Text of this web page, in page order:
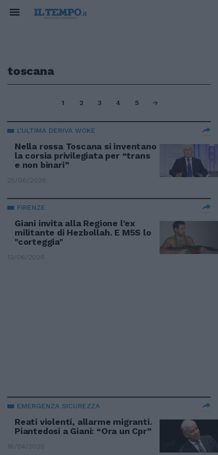
toscana
1 2 3 4 5
L'ULTIMA DERIVA WOKE
Nella rossa Toscana si inventano
la corsia privilegiata per “trans
e non binari”
25/06/2026
FIRENZE
Giani invita alla Regione l'ex
militante di Hezbollah. E M5S lo
"corteggia"
13/06/2026
EMERGENZA SICUREZZA
Reati violenti, allarme migranti.
Piantedosi a Giani: “Ora un Cpr”
16/04/2026